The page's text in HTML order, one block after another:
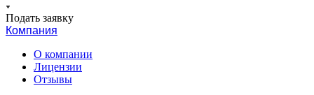
Подать заявку
Компания
О компании
Лицензии
Отзывы